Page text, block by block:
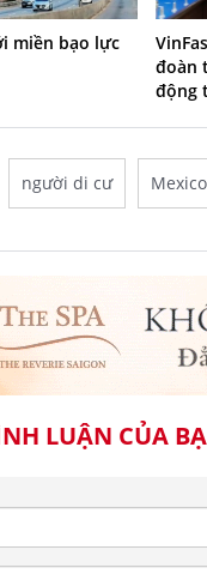
miền bạo lực
đoàn
động
người di cư Mexico
LUẬN CỦA